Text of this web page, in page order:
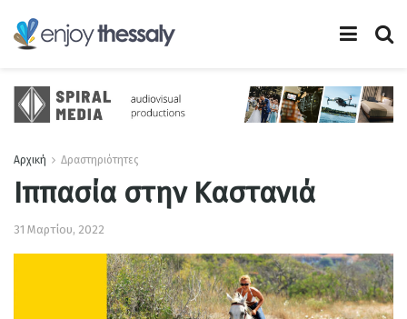
Αρχική Δραστηριότητες
Ιππασία στην Καστανιά
31 Μαρτίου, 2022